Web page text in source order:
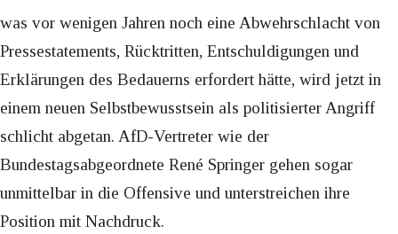
was vor wenigen Jahren noch eine Abwehrschlacht von
Pressestatements, Rücktritten, Entschuldigungen und
Erklärungen des Bedauerns erfordert hätte, wird jetzt in
einem neuen Selbstbewusstsein als politisierter Angriff
schlicht abgetan. AfD-Vertreter wie der
Bundestagsabgeordnete René Springer gehen sogar
unmittelbar in die Offensive und unterstreichen ihre
Position mit Nachdruck.